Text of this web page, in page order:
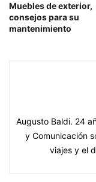
Muebles de exterior,
consejos para su
mantenimiento
Augusto Baldi. 24
y Comunicación
viajes y el